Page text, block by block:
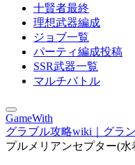
十賢者最終
理想武器編成
ジョブ一覧
パーティ編成投稿
SSR武器一覧
マルチバトル
GameWith
グラブル攻略wiki｜グラ
プルメリアンセプター(